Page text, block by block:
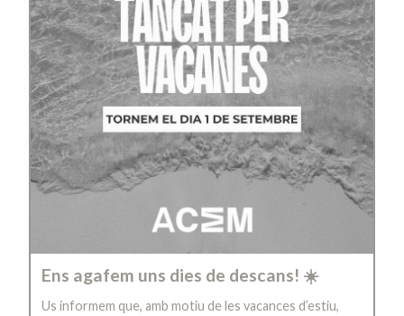
Ens agafem uns dies de descans! ☀️
Us informem que, amb motiu de les vacances d’estiu,